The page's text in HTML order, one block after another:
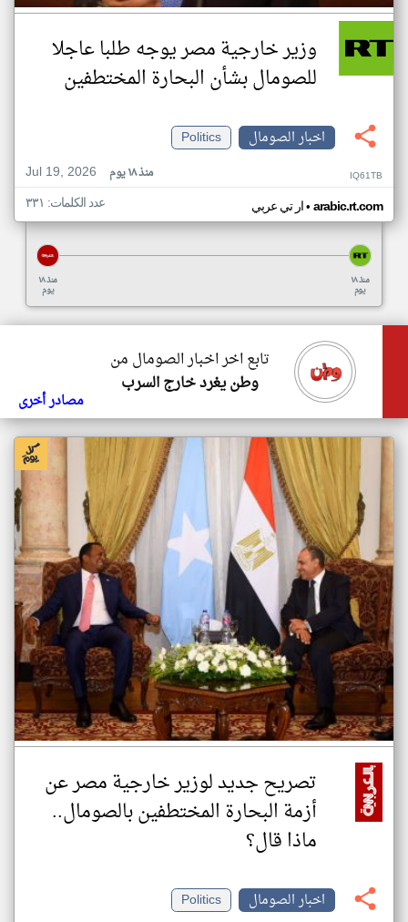
وزير خارجية مصر يوجه طلبا عاجلا
للصومال بشأن البحارة المختطفين
اخبار الصومال
Politics
Jul 19, 2026
منذ ١٨ يوم IQ61TB
ار تي عربي• arabic.rt.com عدد الكلمات: ٣٣١
منذ ١٨
يوم
منذ ١٨
يوم
تابع اخر اخبار الصومال من
وطن يغرد خارج السرب
مصادر أخرى
تصريح جديد لوزير خارجية مصر عن
أزمة البحارة المختطفين بالصومال..
ماذا قال؟
اخبار الصومال
Politics